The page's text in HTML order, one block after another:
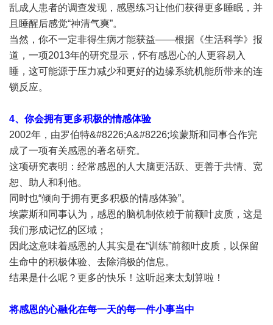
乱成人患者的调查发现，感恩练习让他们获得更多睡眠，并
且睡醒后感觉“神清气爽”。
当然，你不一定非得生病才能获益——根据《生活科学》报
道，一项2013年的研究显示，怀有感恩心的人更容易入
睡，这可能源于压力减少和更好的边缘系统机能所带来的连
锁反应。
4、你会拥有更多积极的情感体验
2002年，由罗伯特&#8226;A&#8226;埃蒙斯和同事合作完
成了一项有关感恩的著名研究。
这项研究表明：经常感恩的人大脑更活跃、更善于共情、宽
恕、助人和利他。
同时也“倾向于拥有更多积极的情感体验”。
埃蒙斯和同事认为，感恩的脑机制依赖于前额叶皮质，这是
我们形成记忆的区域；
因此这意味着感恩的人其实是在“训练”前额叶皮质，以保留
生命中的积极体验、去除消极的信息。
结果是什么呢？更多的快乐！这听起来太划算啦！
将感恩的心融化在每一天的每一件小事当中